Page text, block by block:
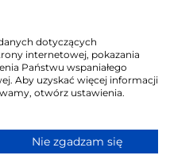
prywatności
dotyczących
internetowej, pokazania
Państwu wspaniałego
Aby uzyskać więcej informacji
otwórz ustawienia.
Nie zgadzam się